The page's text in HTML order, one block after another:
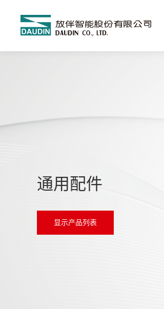
通用配件
显示产品列表